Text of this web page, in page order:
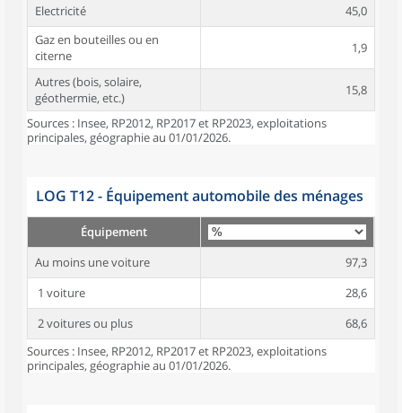
Electricité
45,0
Gaz en bouteilles ou en
citerne
1,9
Autres (bois, solaire,
géothermie, etc.)
15,8
Sources : Insee, RP2012, RP2017 et RP2023, exploitations
principales, géographie au 01/01/2026.
LOG T12 - Équipement automobile des ménages
Équipement
Au moins une voiture
97,3
1 voiture
28,6
2 voitures ou plus
68,6
Sources : Insee, RP2012, RP2017 et RP2023, exploitations
principales, géographie au 01/01/2026.